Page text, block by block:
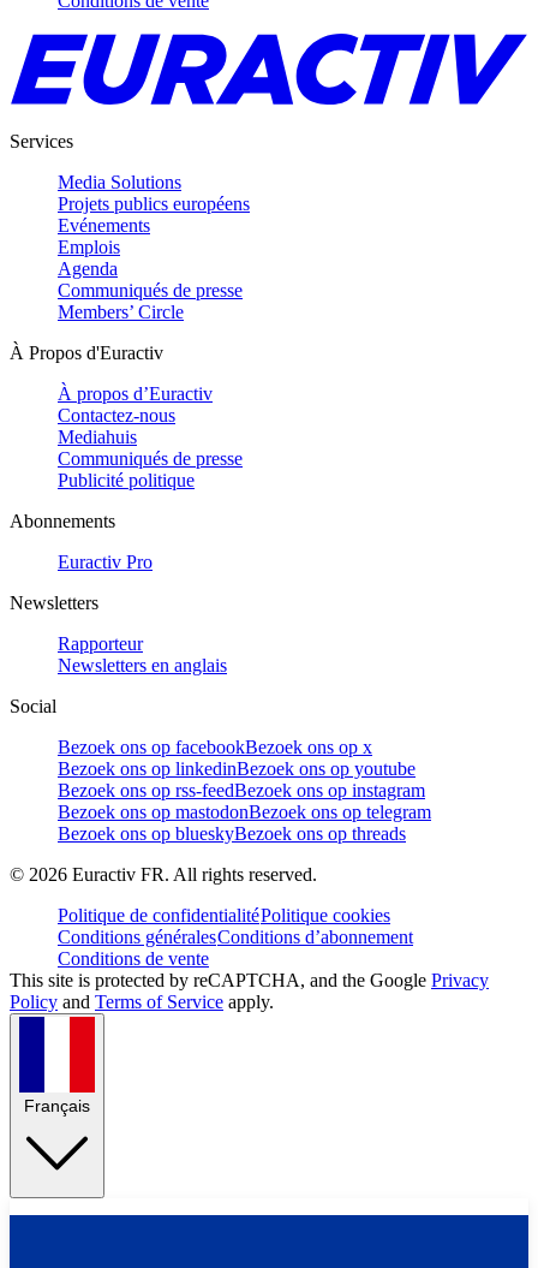
Services
Media Solutions
Projets publics européens
Evénements
Emplois
Agenda
Communiqués de presse
Members’ Circle
À Propos d'Euractiv
À propos d’Euractiv
Contactez-nous
Mediahuis
Communiqués de presse
Publicité politique
Abonnements
Euractiv Pro
Newsletters
Rapporteur
Newsletters en anglais
Social
Bezoek ons op facebookBezoek ons op x
Bezoek ons op linkedinBezoek ons op youtube
Bezoek ons op rss-feedBezoek ons op instagram
Bezoek ons op mastodonBezoek ons op telegram
Bezoek ons op blueskyBezoek ons op threads
© 2026 Euractiv FR. All rights reserved.
Politique de confidentialitéPolitique cookies
Conditions généralesConditions d’abonnement
Conditions de vente
This site is protected by reCAPTCHA, and the Google Privacy
Policy and Terms of Service apply.
Français